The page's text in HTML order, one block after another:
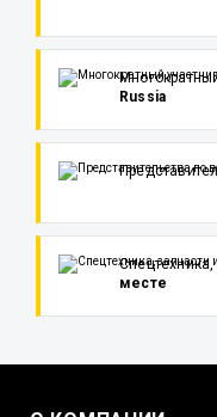
Russia
месте